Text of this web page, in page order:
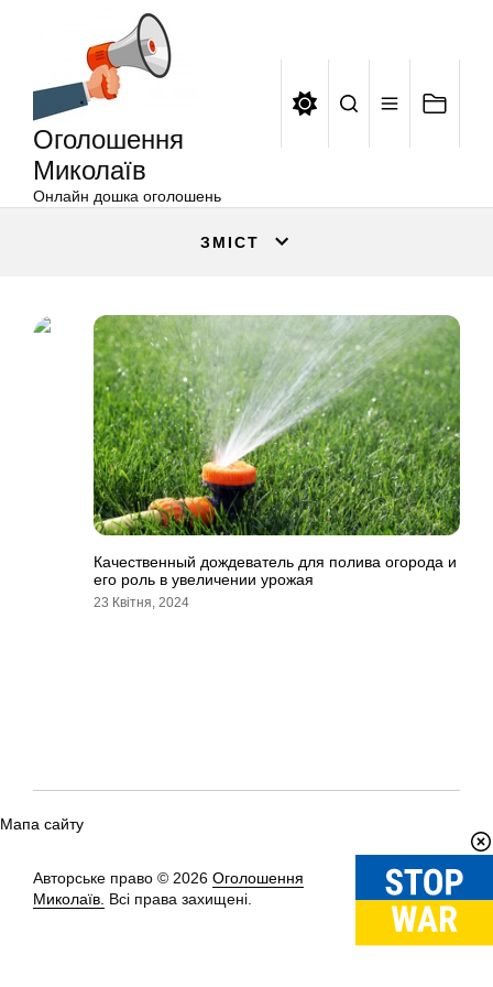
Оголошення
Миколаїв
Онлайн дошка оголошень
ЗМІСТ
Качественный дождеватель для полива огорода и
его роль в увеличении урожая
23 Квітня, 2024
Мапа сайту
Авторське право © 2026 Оголошення
Миколаїв. Всі права захищені.
Вгору↑